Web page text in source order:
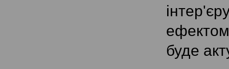
буде